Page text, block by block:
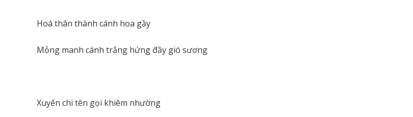
Hoá thân thành cánh hoa gầy
Mỏng manh cánh trắng hứng đầy gió sương
Xuyến chi tên gọi khiêm nhường